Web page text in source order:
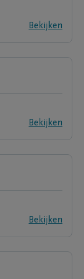
Bekijken
Bekijken
Bekijken